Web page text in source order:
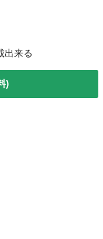
出来る
)